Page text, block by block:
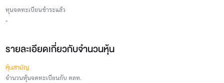
ทุนจดทะเบียนชำระแล้ว
-
รายละเอียดเกี่ยวกับจำนวนหุ้น
หุ้นสามัญ
จำนวนหุ้นจดทะเบียนกับ ตลท.